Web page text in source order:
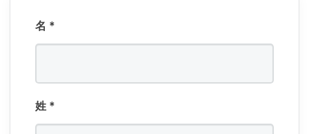
名 *
姓 *